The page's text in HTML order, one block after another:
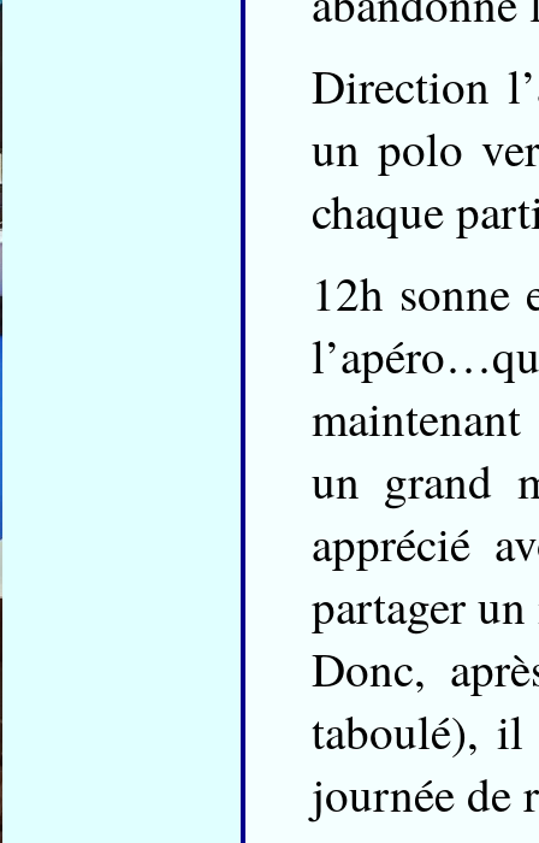
Direction
un polo
chaque
12h sonne
un grand
apprécié
partager
Donc,
taboulé), il
journée de